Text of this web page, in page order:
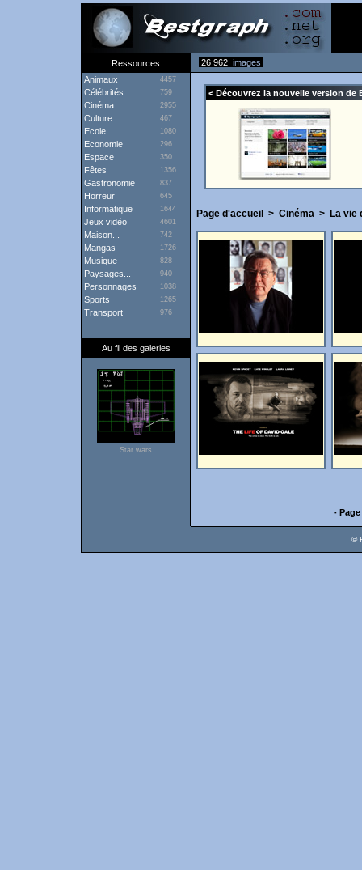
Ressources 26 962 images
Animaux
4457
Célébrités 759
Cinéma 2955
Culture 467
Ecole 1080
Economie 296
Espace 350
Fêtes 1356
Gastronomie 837
Horreur 645
Informatique 1644
Jeux vidéo 4601
Maison... 742
Mangas 1726
Musique 828
Paysages... 940
Personnages 1038
Sports 1265
Transport 976
Au fil des galeries
Star wars
< Découvrez la nouvelle version de
Page d'accueil > Cinéma > La vie
-
©